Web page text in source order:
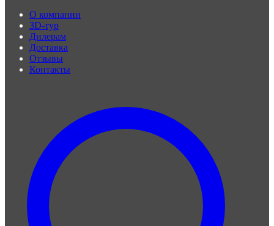
О компании
3D-тур
Дилерам
Доставка
Отзывы
Контакты